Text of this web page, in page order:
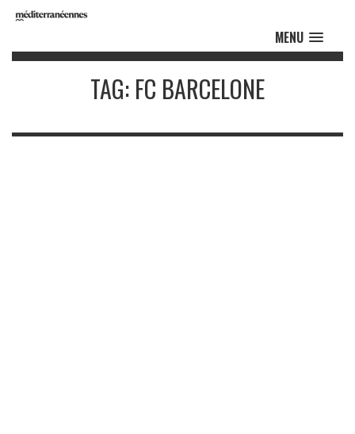
MENU
TAG: FC BARCELONE